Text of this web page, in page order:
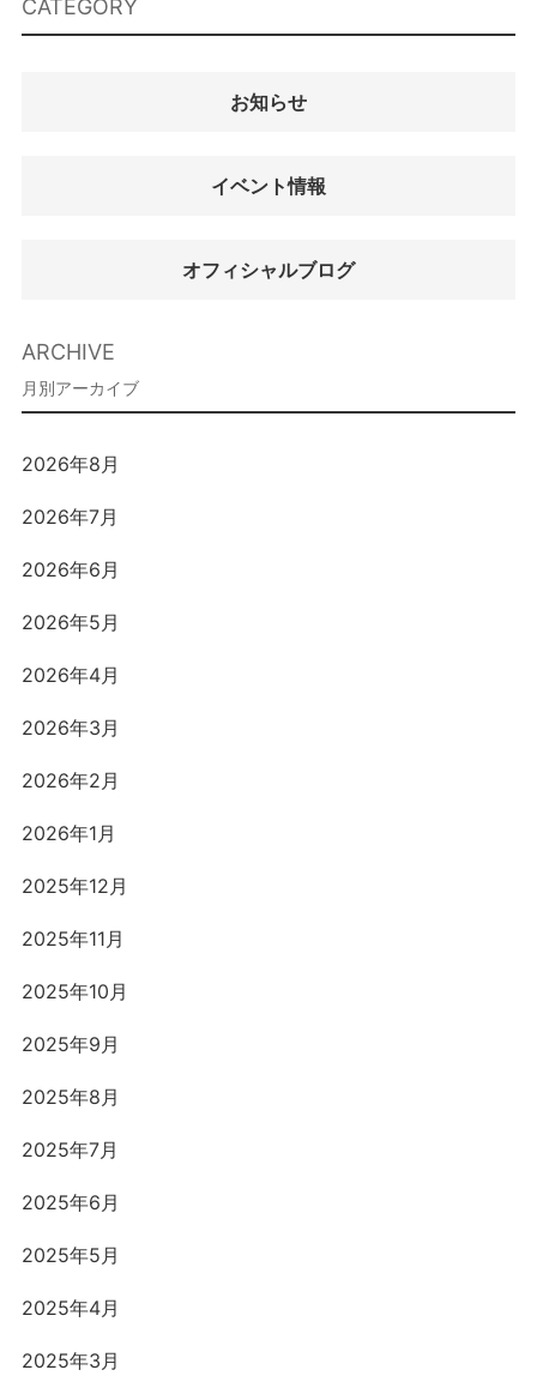
ゲ
CATEGORY
お知らせ
イベント情報
オフィシャルブログ
ARCHIVE
2026年8月
2026年7月
2026年6月
2026年5月
2026年4月
2026年3月
2026年2月
2026年1月
2025年12月
2025年11月
2025年10月
2025年9月
2025年8月
2025年7月
2025年6月
2025年5月
2025年4月
2025年3月